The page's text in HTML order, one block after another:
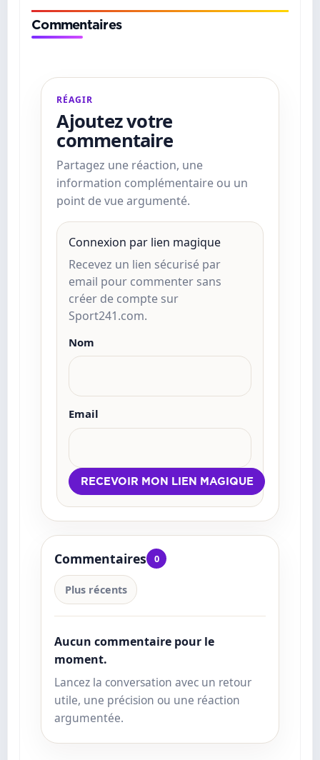
Commentaires
RÉAGIR
Ajoutez votre
commentaire
Partagez une réaction, une
information complémentaire ou un
point de vue argumenté.
Connexion par lien magique
Recevez un lien sécurisé par
email pour commenter sans
créer de compte sur
Sport241.com.
Nom
Email
Commentaires 0
Plus récents
Aucun commentaire pour le
moment.
Lancez la conversation avec un retour
utile, une précision ou une réaction
argumentée.